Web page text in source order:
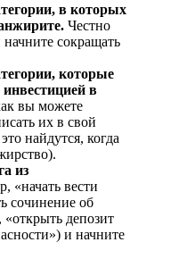
в которых
Честно
начните сокращать
которые
в
вы можете
их в свой
найдутся, когда
из
«начать вести
сочинение об
депозит
и начните